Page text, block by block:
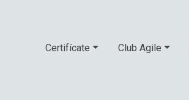
Certifícate Club Agile